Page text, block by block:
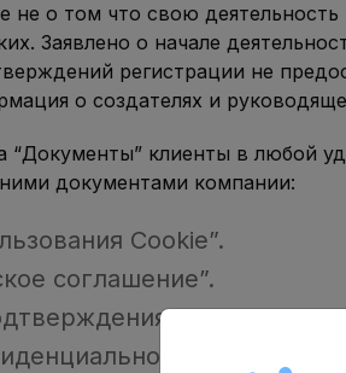
не о том что свою
Заявлено о начале
регистрации не
о создателях и
“Документы” клиенты в любой
документами компании:
Cookie”.
соглашение”.
легальности”.